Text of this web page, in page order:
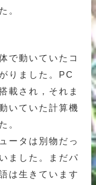
。
で動いていたコ
りました。PC
載され，それま
いていた計算機
。
ータは別物だっ
ました。まだパ
は生きています